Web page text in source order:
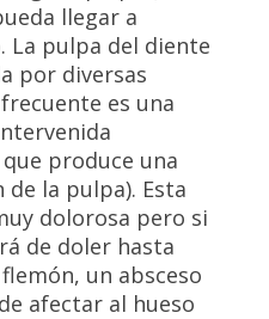
llegar a
La pulpa del diente
por diversas
es una
produce una
la pulpa). Esta
dolorosa pero si
de doler hasta
un absceso
afectar al hueso